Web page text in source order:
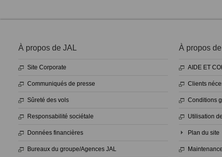
À propos de JAL
Site Corporate
Communiqués de presse
Sûreté des vols
Responsabilité sociétale
Données financières
Bureaux du groupe/Agences JAL
À propos
AIDE ET
Clients
Conditions
Utilisation
Plan du site